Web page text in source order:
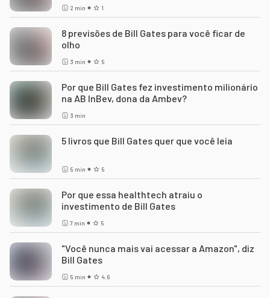
2 min 1
8 previsões de Bill Gates para você ficar de
olho
3 min 5
Por que Bill Gates fez investimento milionário
na AB InBev, dona da Ambev?
3 min
5 livros que Bill Gates quer que você leia
5 min 5
Por que essa healthtech atraiu o
investimento de Bill Gates
7 min 5
"Você nunca mais vai acessar a Amazon", diz
Bill Gates
5 min 4.6